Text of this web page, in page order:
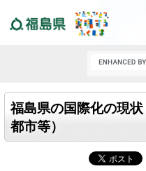
福島県の国際化の現
都市等）